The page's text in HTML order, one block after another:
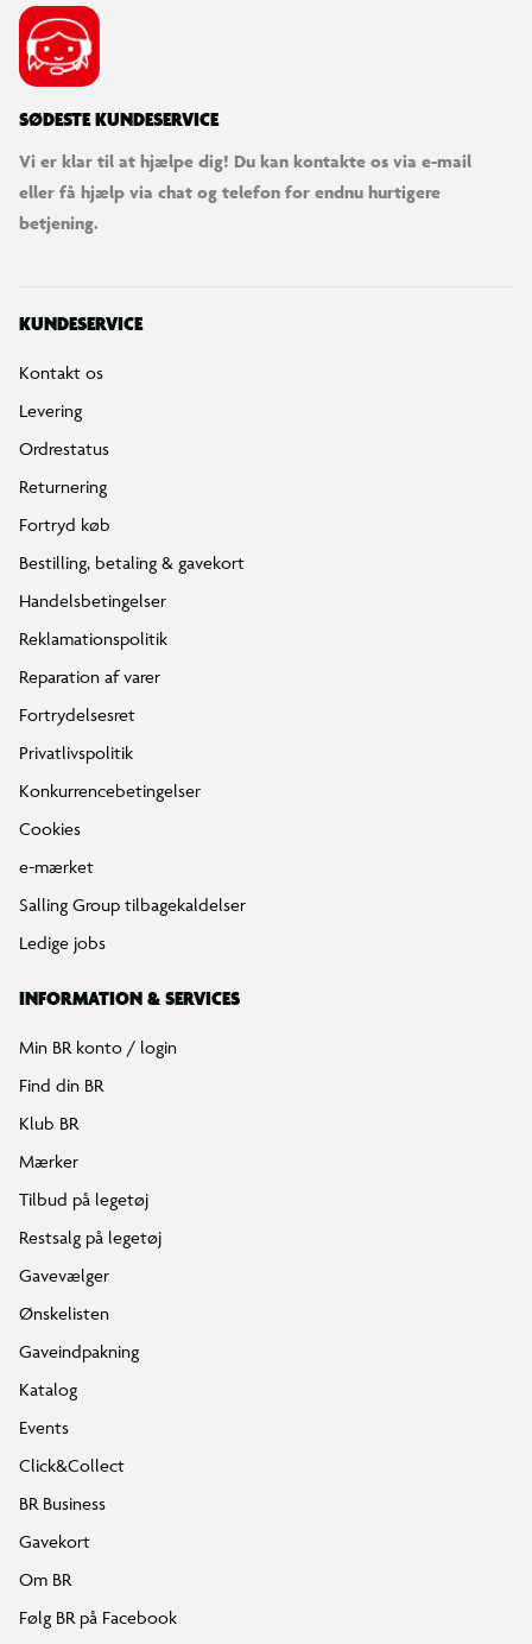
SØDESTE KUNDESERVICE
Vi er klar til at hjælpe dig! Du kan kontakte os via e-mail
eller få hjælp via chat og telefon for endnu hurtigere
betjening.
KUNDESERVICE
Kontakt os
Levering
Ordrestatus
Returnering
Fortryd køb
Bestilling, betaling & gavekort
Handelsbetingelser
Reklamationspolitik
Reparation af varer
Fortrydelsesret
Privatlivspolitik
Konkurrencebetingelser
Cookies
e-mærket
Salling Group tilbagekaldelser
Ledige jobs
INFORMATION & SERVICES
Min BR konto / login
Find din BR
Klub BR
Mærker
Tilbud på legetøj
Restsalg på legetøj
Gavevælger
Ønskelisten
Gaveindpakning
Katalog
Events
Click&Collect
BR Business
Gavekort
Om BR
Følg BR på Facebook